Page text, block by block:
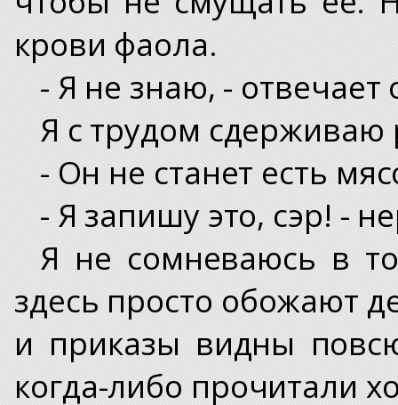
крови фаола.
- Я не знаю, - отвечает
Я с трудом сдерживаю
- Он не станет есть
- Я запишу это, сэр! -
Я не сомневаюсь в
здесь просто обожают
и приказы видны
когда-либо прочитали